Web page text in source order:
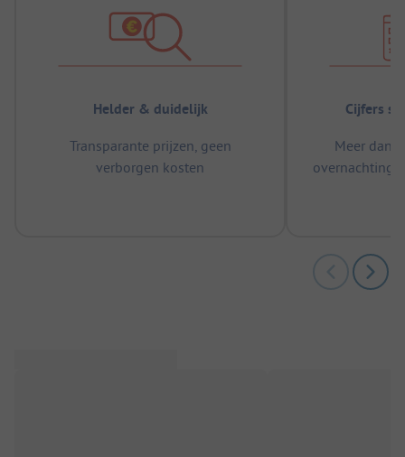
Helder & duidelijk
Transparante prijzen, geen
verborgen kosten
Cijfers
Meer dan